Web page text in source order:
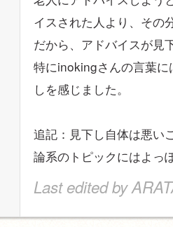
イスされた人より、その
だから、アドバイスが見
特にinokingさんの言葉
しを感じました。
追記：見下し自体は悪い
論系のトピックにはよっ
Last edited by